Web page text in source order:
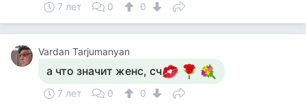
7 лет 0 0
Vardan Tarjumanyan
а что значит женс, сч
7 лет 0 0